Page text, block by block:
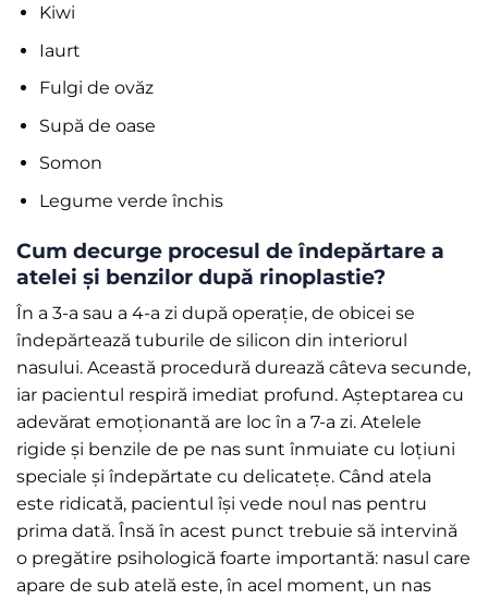
Kiwi
Iaurt
Fulgi de ovăz
Supă de oase
Somon
Legume verde închis
Cum decurge procesul de îndepărtare a
atelei și benzilor după rinoplastie?
În a 3-a sau a 4-a zi după operație, de obicei se
îndepărtează tuburile de silicon din interiorul
nasului. Această procedură durează câteva secunde,
iar pacientul respiră imediat profund. Așteptarea cu
adevărat emoționantă are loc în a 7-a zi. Atelele
rigide și benzile de pe nas sunt înmuiate cu loțiuni
speciale și îndepărtate cu delicatețe. Când atela
este ridicată, pacientul își vede noul nas pentru
prima dată. Însă în acest punct trebuie să intervină
o pregătire psihologică foarte importantă: nasul care
apare de sub atelă este, în acel moment, un nas